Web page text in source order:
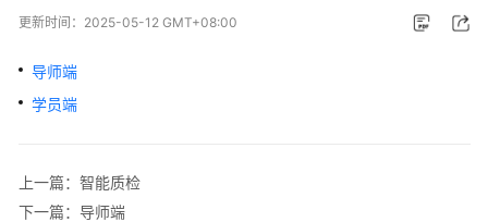
软
原
生
分
寿
险
更新时间： 2025-05-12 GMT+08:00
导师端
学员端
上一篇：智能质检
下一篇：导师端